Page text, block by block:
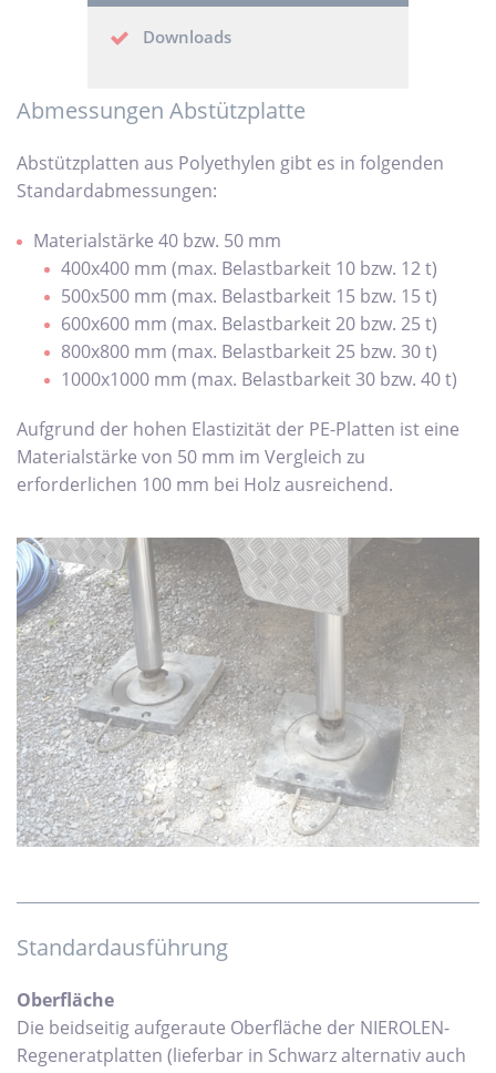
Downloads
Abmessungen Abstützplatte
Abstützplatten aus Polyethylen gibt es in folgenden
Standardabmessungen:
Materialstärke 40 bzw. 50 mm
400x400 mm (max. Belastbarkeit 10 bzw. 12 t)
500x500 mm (max. Belastbarkeit 15 bzw. 15 t)
600x600 mm (max. Belastbarkeit 20 bzw. 25 t)
800x800 mm (max. Belastbarkeit 25 bzw. 30 t)
1000x1000 mm (max. Belastbarkeit 30 bzw. 40 t)
Aufgrund der hohen Elastizität der PE-Platten ist eine
Materialstärke von 50 mm im Vergleich zu
erforderlichen 100 mm bei Holz ausreichend.
Standardausführung
Oberfläche
Die beidseitig aufgeraute Oberfläche der NIEROLEN-
Regeneratplatten (lieferbar in Schwarz alternativ auch